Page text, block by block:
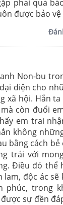
phải quả
được bảo
Non-bu
diện cho
xã hội. Hắn
còn đuổi
em trai
không
bằng cách
trái với
Điều đó thể
lam, độc ác
phúc, trong
sự đền